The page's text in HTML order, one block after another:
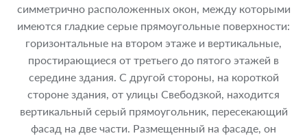
симметрично расположенных окон, между которыми
имеются гладкие серые прямоугольные поверхности:
горизонтальные на втором этаже и вертикальные,
простирающиеся от третьего до пятого этажей в
середине здания. С другой стороны, на короткой
стороне здания, от улицы Свебодзкой, находится
вертикальный серый прямоугольник, пересекающий
фасад на две части. Размещенный на фасаде, он